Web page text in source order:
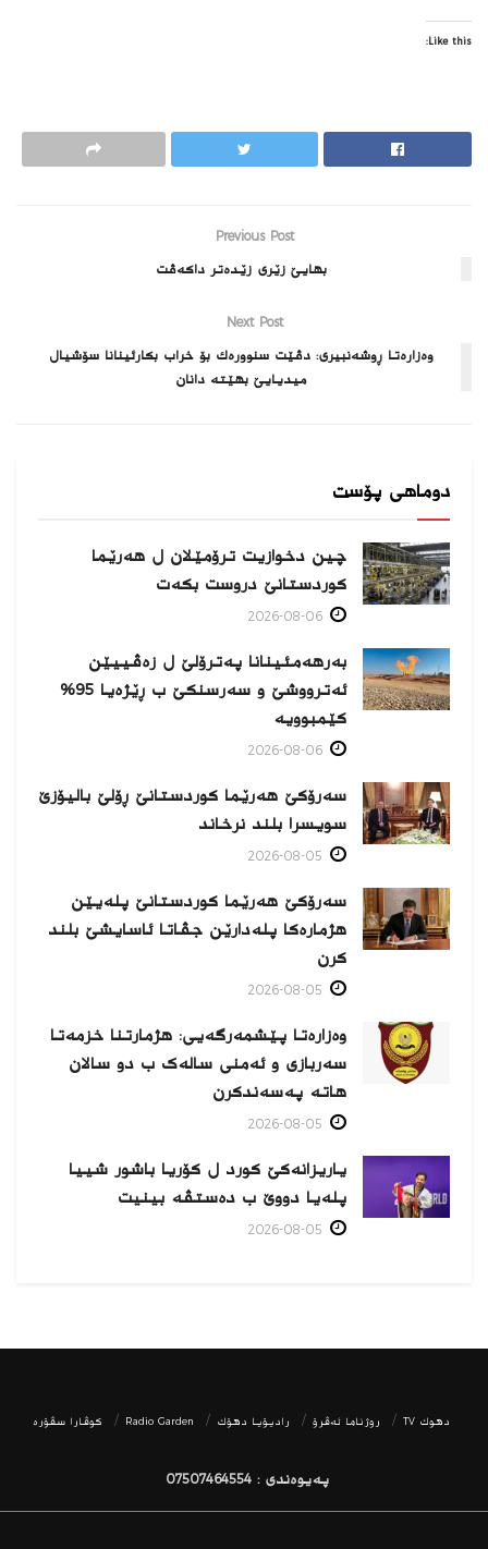
Like this:
Previous Post
بهایێ زێری زێدەتر داكەڤت
Next Post
وەزارەتا ڕوشەنبیری: دڤێت سنوورەك بۆ خراب بكارئینانا سۆشیال
میدیایێ بهێتە دانان
دوماهی پۆست
چین دخوازیت ترۆمێلان ل هەرێما
كوردستانێ دروست بكەت
بەرهەمئینانا په‌ترۆلێ ل زه‌ڤییێن
ئەترووشێ و سەرسنكێ ب ڕێژەیا 95%
كێمبوویە
سەرۆکێ هەرێما کوردستانێ ڕۆلێ بالیۆزێ
سویسرا بلند نرخاند
سەرۆکێ هەرێما کوردستانێ پلەیێن
هژمارەكا پلەدارێن جڤاتا ئاسایشێ بلند
كرن
وەزارەتا پێشمەرگەیی: هژمارتنا خزمەتا
سەربازی و ئەمنی سالەک ب دو سالان
هاتە پەسەندكرن
یاریزانەكێ کورد ل کۆریا باشور شییا
پلەیا دووێ ب دەستڤە بینیت
دھوك TV روژناما ئەڤرۆ رادیۆیا دهۆك Radio Garden كوڤارا سڤۆره‌
پەیوەندی : 07507464554